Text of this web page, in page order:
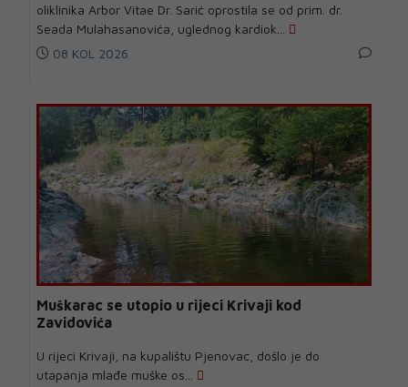
oliklinika Arbor Vitae Dr. Sarić oprostila se od prim. dr.
Seada Mulahasanovića, uglednog kardiok...
08 KOL 2026
Muškarac se utopio u rijeci Krivaji kod
Zavidovića
U rijeci Krivaji, na kupalištu Pjenovac, došlo je do
utapanja mlađe muške os...